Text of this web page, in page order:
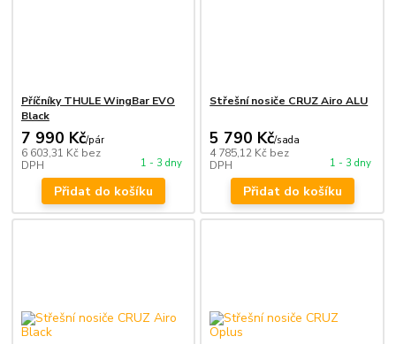
Příčníky THULE WingBar EVO
Black
7 990 Kč/pár
6 603,31 Kč bez
DPH
1 - 3 dny
Přidat do košíku
Střešní nosiče CRUZ Airo ALU
5 790 Kč/sada
4 785,12 Kč bez
DPH
1 - 3 dny
Přidat do košíku